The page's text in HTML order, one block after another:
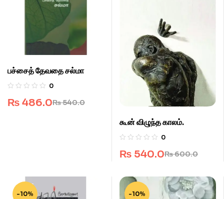
பச்சைத் தேவதை சல்மா
0
₨540.0
₨ 486.0
கூன் விழுந்த காலம்.
0
₨600.0
₨ 540.0
-10% -10%